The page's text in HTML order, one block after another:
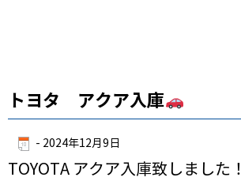
トヨタ アクア入庫
- 2024年12月9日
TOYOTA アクア入庫致しました！